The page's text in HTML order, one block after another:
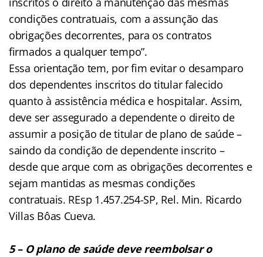
condições contratuais, com a assunção das
obrigações decorrentes, para os contratos
firmados a qualquer tempo”.
Essa orientação tem, por fim evitar o desamparo
dos dependentes inscritos do titular falecido
quanto à assistência médica e hospitalar. Assim,
deve ser assegurado a dependente o direito de
assumir a posição de titular de plano de saúde –
saindo da condição de dependente inscrito –
desde que arque com as obrigações decorrentes e
sejam mantidas as mesmas condições
contratuais. REsp 1.457.254-SP, Rel. Min. Ricardo
Villas Bôas Cueva.
5 – O plano de saúde deve reembolsar o